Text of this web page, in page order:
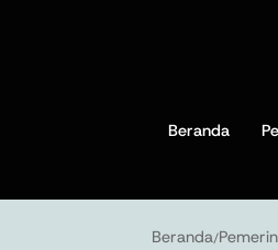
Beranda
Beranda/